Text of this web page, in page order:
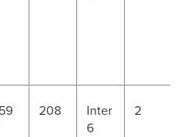
208
Inter
6
2